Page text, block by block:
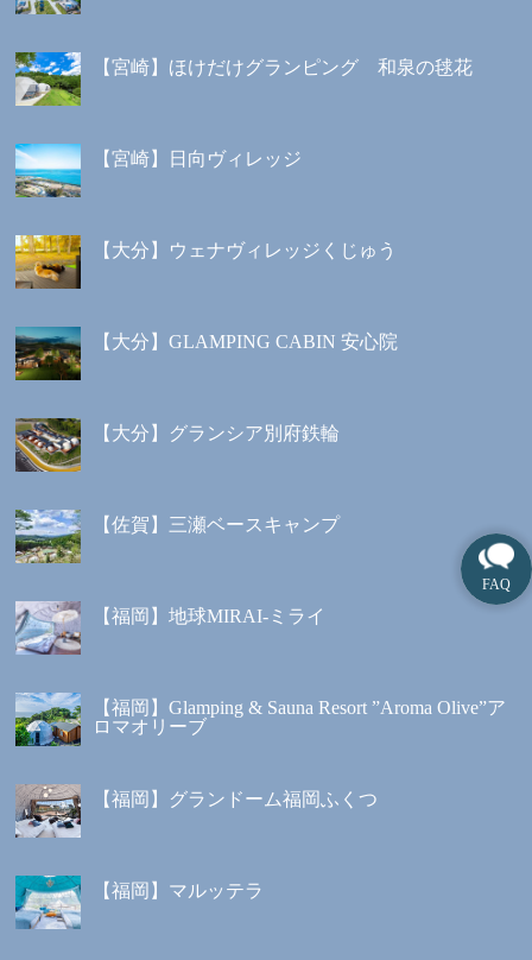
【宮崎】ほけだけグランピング 和泉の毬花
【宮崎】日向ヴィレッジ
【大分】ウェナヴィレッジくじゅう
【大分】GLAMPING CABIN 安心院
【大分】グランシア別府鉄輪
【佐賀】三瀬ベースキャンプ
【福岡】地球MIRAI-ミライ
【福岡】Glamping & Sauna Resort ”Aroma Olive”ア
ロマオリーブ
【福岡】グランドーム福岡ふくつ
【福岡】マルッテラ